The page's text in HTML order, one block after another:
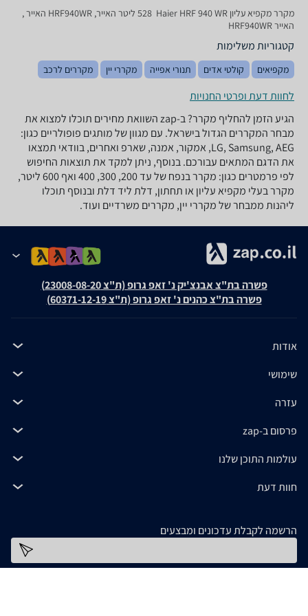
מקרר ‏מקפיא עליון Haier HRF 940 WR ‏ 528 ‏ליטר האייר, HRF940WR האייר ,
האייר HRF940WR
קטגוריות משלימות
מקפיאים קולטי אדים תנורי אפייה מקררי יין מקררים לרכב
לחוות דעת ופרטי החנויות
הגיע הזמן להחליף מקרר? ב-zap השוואת מחירים תוכלו למצוא את
מבחר המקררים הגדול בישראל. עם מגוון של מותגים פופולריים כגון:
LG, Samsung, AEG, אמקור, אמנה, שארפ ואחרים, בוודאי תמצאו
את הדגם המתאים עבורכם. בנוסף, ניתן למקד את תוצאות החיפוש
לפי פרמטרים כגון: מקרר בנפח של עד 200, 300, 400 ואף 600 ליטר,
מקרר בעלי מקפיא עליון או תחתון, דלת ליד דלת ובנוסף תוכלו
ליהנות ממבחר של מקררי יין, מקררים משרדיים ועוד.
פשרה בת"צ אבנצ'יק נ' זאפ גרופ (ת"צ 23008-08-20)
פשרה בת"צ כהנים נ' זאפ גרופ (ת"צ 60371-12-19)
אודות
שימושי
עזרה
פרסום ב-zap
עולמות התוכן שלנו
חוות דעת
הרשמה לקבלת עדכונים ומבצעים